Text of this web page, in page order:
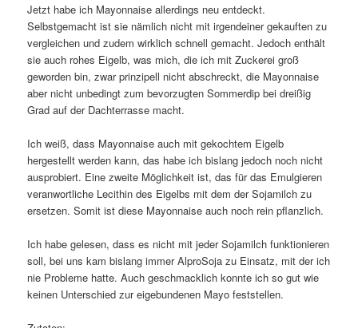
Jetzt habe ich Mayonnaise allerdings neu entdeckt.
Selbstgemacht ist sie nämlich nicht mit irgendeiner gekauften zu
vergleichen und zudem wirklich schnell gemacht. Jedoch enthält
sie auch rohes Eigelb, was mich, die ich mit Zuckerei groß
geworden bin, zwar prinzipell nicht abschreckt, die Mayonnaise
aber nicht unbedingt zum bevorzugten Sommerdip bei dreißig
Grad auf der Dachterrasse macht.
Ich weiß, dass Mayonnaise auch mit gekochtem Eigelb
hergestellt werden kann, das habe ich bislang jedoch noch nicht
ausprobiert. Eine zweite Möglichkeit ist, das für das Emulgieren
veranwortliche Lecithin des Eigelbs mit dem der Sojamilch zu
ersetzen. Somit ist diese Mayonnaise auch noch rein pflanzlich.
Ich habe gelesen, dass es nicht mit jeder Sojamilch funktionieren
soll, bei uns kam bislang immer AlproSoja zu Einsatz, mit der ich
nie Probleme hatte. Auch geschmacklich konnte ich so gut wie
keinen Unterschied zur eigebundenen Mayo feststellen.